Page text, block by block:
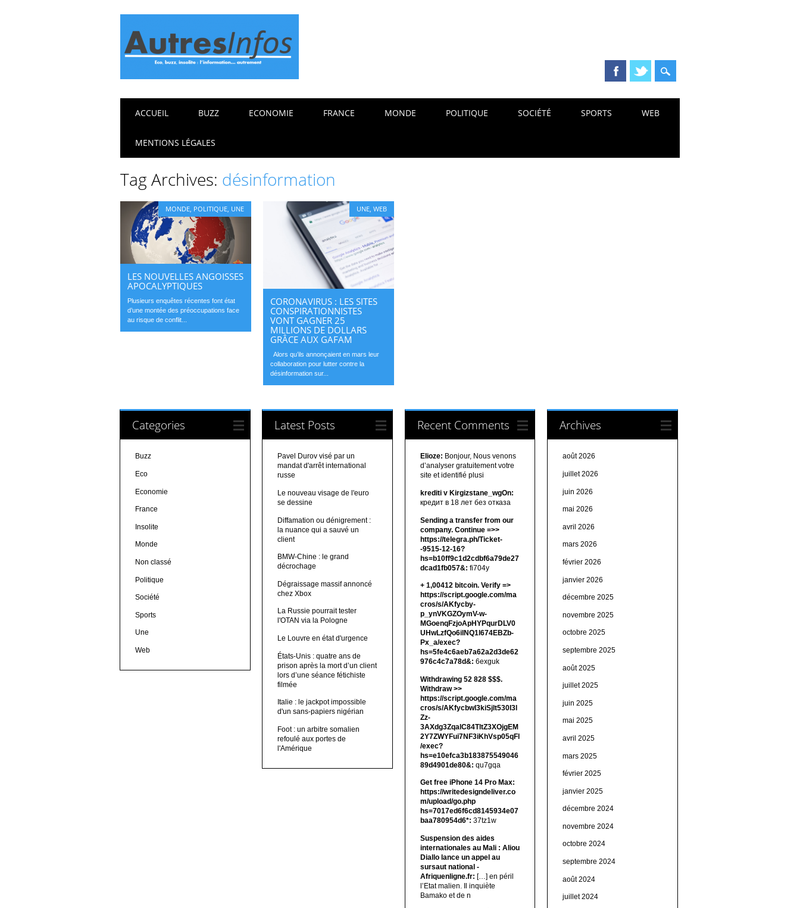
Main menu
ACCUEIL BUZZ ECONOMIE FRANCE MONDE POLITIQUE SOCIÉTÉ SPORTS WEB
MENTIONS LÉGALES
Tag Archives: désinformation
MONDE, POLITIQUE, UNE
LES NOUVELLES ANGOISSES
APOCALYPTIQUES
Plusieurs enquêtes récentes font état
d’une montée des préoccupations face
au risque de conflit...
UNE,WEB
CORONAVIRUS : LES SITES
CONSPIRATIONNISTES
VONT GAGNER 25
MILLIONS DE DOLLARS
GRÂCE AUX GAFAM
Alors qu’ils annonçaient en mars leur
collaboration pour lutter contre la
désinformation sur...
Categories
Buzz
Eco
Economie
France
Insolite
Monde
Non classé
Politique
Société
Sports
Une
Web
Latest Posts
Pavel Durov visé par un
mandat d'arrêt international
russe
Le nouveau visage de l'euro
se dessine
Diffamation ou dénigrement :
la nuance qui a sauvé un
client
BMW-Chine : le grand
décrochage
Dégraissage massif annoncé
chez Xbox
La Russie pourrait tester
l'OTAN via la Pologne
Le Louvre en état d'urgence
États-Unis : quatre ans de
prison après la mort d’un client
lors d’une séance fétichiste
filmée
Italie : le jackpot impossible
d'un sans-papiers nigérian
Foot : un arbitre somalien
refoulé aux portes de
l'Amérique
Recent Comments
Elioze: Bonjour, Nous venons
d’analyser gratuitement votre
site et identifié plusi
krediti v Kirgizstane_wgOn:
кредит в 18 лет без отказа
Sending a transfer from our
company. Continue =>>
https://telegra.ph/Ticket-
-9515-12-16?
hs=b10ff9c1d2cdbf6a79de27
dcad1fb057&: fi704y
+ 1,00412 bitсоin. Verify =>
https://script.google.com/ma
cros/s/AKfycby-
p_ynVKGZOymV-w-
MGoenqFzjoApHYPqurDLV0
UHwLzfQo6ilNQ1l674EBZb-
Px_a/exec?
hs=5fe4c6aeb7a62a2d3de62
976c4c7a78d&: 6exguk
Withdrawing 52 828 $$$.
Withdrаw >>
https://script.google.com/ma
cros/s/AKfycbwl3kiSjlt530I3l
Zz-
3AXdg3ZqalC84TltZ3XOjgEM
2Y7ZWYFui7NF3iKhVsp05qFl
/exec?
hs=e10efca3b183875549046
89d4901de80&: qu7gqa
Get free iPhone 14 Pro Max:
https://writedesigndeliver.co
m/upload/go.php
hs=7017ed6f6cd8145934e07
baa780954d6*: 37tz1w
Suspension des aides
internationales au Mali : Aliou
Diallo lance un appel au
sursaut national -
Afriquenligne.fr: […] en péril
l’Etat malien. Il inquiète
Bamako et de n
Archives
août 2026
juillet 2026
juin 2026
mai 2026
avril 2026
mars 2026
février 2026
janvier 2026
décembre 2025
novembre 2025
octobre 2025
septembre 2025
août 2025
juillet 2025
juin 2025
mai 2025
avril 2025
mars 2025
février 2025
janvier 2025
décembre 2024
novembre 2024
octobre 2024
septembre 2024
août 2024
juillet 2024